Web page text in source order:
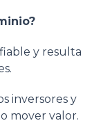
y resulta
inversores y
mover valor.